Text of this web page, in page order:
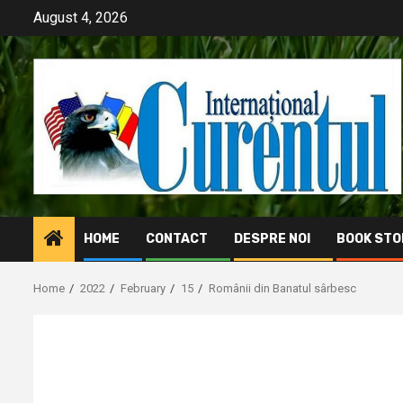
content
August 4, 2026
HOME CONTACT DESPRE NOI BOOK
Home 2022 February 15 Românii din Banatul sârbesc